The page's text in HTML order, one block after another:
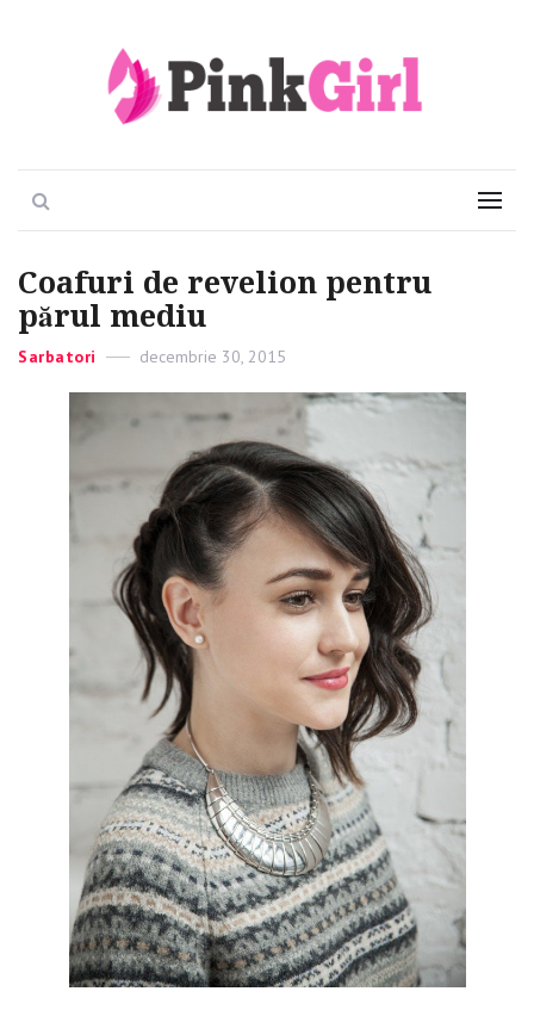
PinkGirl Menu
Coafuri de revelion pentru
părul mediu
Categories
Sarbatori
Posted
decembrie 30, 2015